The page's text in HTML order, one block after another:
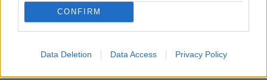
CONFIRM
Data Deletion Data Access Privacy Policy